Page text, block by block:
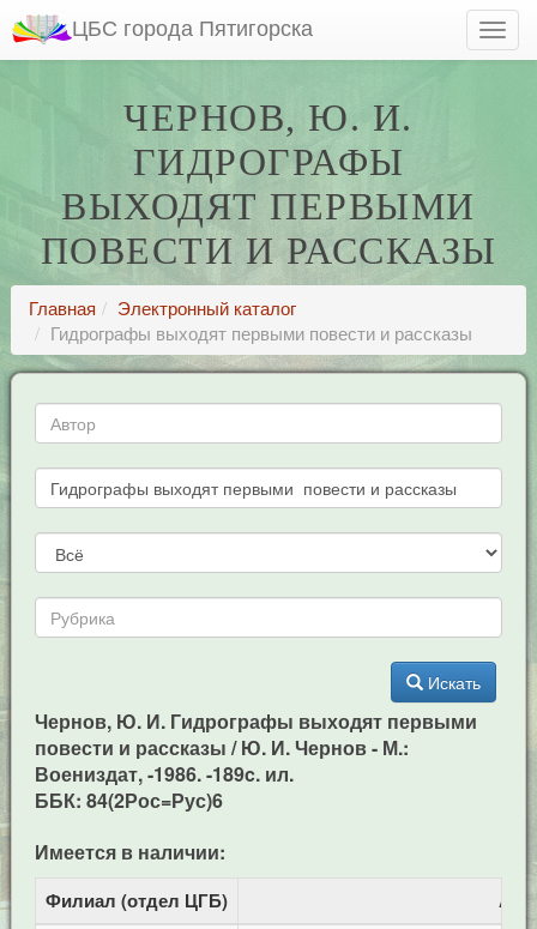
ЦБС города Пятигорска
ЧЕРНОВ, Ю. И.
ГИДРОГРАФЫ
ВЫХОДЯТ ПЕРВЫМИ
ПОВЕСТИ И РАССКАЗЫ
Главная
Электронный каталог
Гидрографы выходят первыми повести и рассказы
Искать
Чернов, Ю. И. Гидрографы выходят первыми
повести и рассказы / Ю. И. Чернов - М.:
Воениздат, -1986. -189c. ил.
ББК: 84(2Рос=Рус)6
Имеется в наличии:
Филиал (отдел ЦГБ)